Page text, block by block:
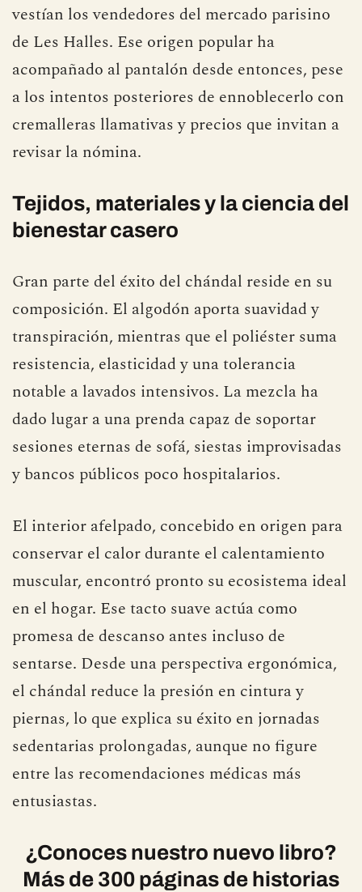
vestían los vendedores del mercado parisino
de Les Halles. Ese origen popular ha
acompañado al pantalón desde entonces, pese
a los intentos posteriores de ennoblecerlo con
cremalleras llamativas y precios que invitan a
revisar la nómina.
Tejidos, materiales y la ciencia del
bienestar casero
Gran parte del éxito del chándal reside en su
composición. El algodón aporta suavidad y
transpiración, mientras que el poliéster suma
resistencia, elasticidad y una tolerancia
notable a lavados intensivos. La mezcla ha
dado lugar a una prenda capaz de soportar
sesiones eternas de sofá, siestas improvisadas
y bancos públicos poco hospitalarios.
El interior afelpado, concebido en origen para
conservar el calor durante el calentamiento
muscular, encontró pronto su ecosistema ideal
en el hogar. Ese tacto suave actúa como
promesa de descanso antes incluso de
sentarse. Desde una perspectiva ergonómica,
el chándal reduce la presión en cintura y
piernas, lo que explica su éxito en jornadas
sedentarias prolongadas, aunque no figure
entre las recomendaciones médicas más
entusiastas.
¿Conoces nuestro nuevo libro?
Más de 300 páginas de historias